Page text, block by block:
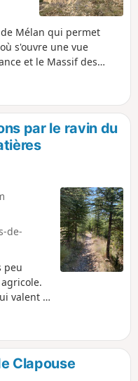
Mélan qui permet
s'ouvre une vue
et le Massif des
aucune difficulté.
par le ravin du
de-
peu
valent le
Clapouse